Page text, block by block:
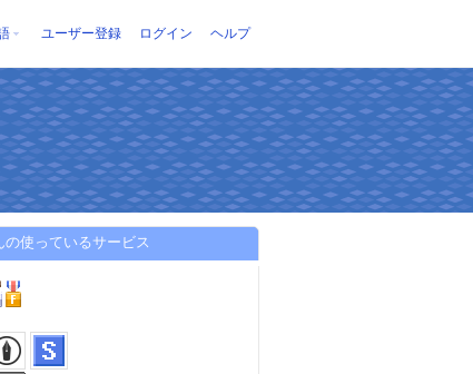
ユーザー登録 ログイン ヘルプ
の使っているサービス